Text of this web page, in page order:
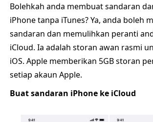
Bolehkah anda membuat sandaran
iPhone tanpa iTunes? Ya, anda boleh
sandaran dan memulihkan peranti
iCloud. Ia adalah storan awan rasmi
iOS. Apple memberikan 5GB storan
setiap akaun Apple.
Buat sandaran iPhone ke iCloud